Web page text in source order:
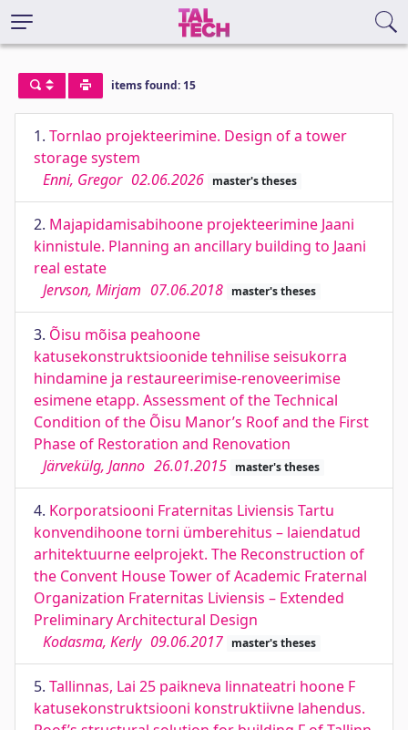
items found: 15
1. Tornlao projekteerimine. Design of a tower
storage system
Enni, Gregor 02.06.2026 master's theses
2. Majapidamisabihoone projekteerimine Jaani
kinnistule. Planning an ancillary building to Jaani
real estate
Jervson, Mirjam 07.06.2018 master's theses
3. Õisu mõisa peahoone
katusekonstruktsioonide tehnilise seisukorra
hindamine ja restaureerimise-renoveerimise
esimene etapp. Assessment of the Technical
Condition of the Õisu Manor’s Roof and the First
Phase of Restoration and Renovation
Järvekülg, Janno 26.01.2015 master's theses
4. Korporatsiooni Fraternitas Liviensis Tartu
konvendihoone torni ümberehitus – laiendatud
arhitektuurne eelprojekt. The Reconstruction of
the Convent House Tower of Academic Fraternal
Organization Fraternitas Liviensis – Extended
Preliminary Architectural Design
Kodasma, Kerly 09.06.2017 master's theses
5. Tallinnas, Lai 25 paikneva linnateatri hoone F
katusekonstruktsiooni konstruktiivne lahendus.